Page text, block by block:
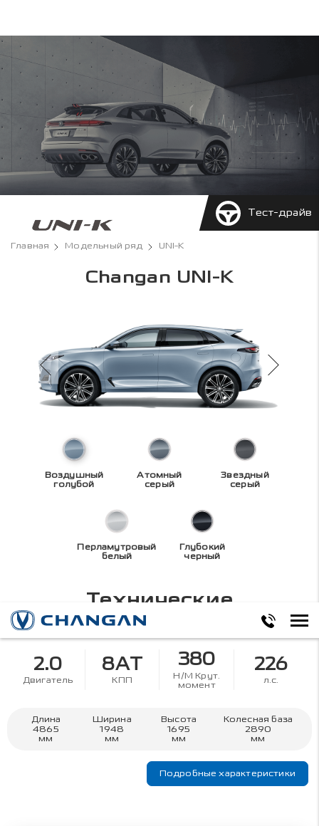
Тест-драйв
Главная Модельный ряд UNI-K
Changan UNI-K
Воздушный
голубой
Атомный
серый
Звездный
серый
Перламутровый
белый
Глубокий
черный
Технические
характеристики
UNI-K
2.0
Двигатель
8AT
КПП
380
Н/М Крут.
момент
226
л.с.
Длина
4865
мм
Ширина
1948
мм
Высота
1695
мм
Колесная база
2890
мм
Подробные характеристики